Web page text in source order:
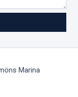
Marina